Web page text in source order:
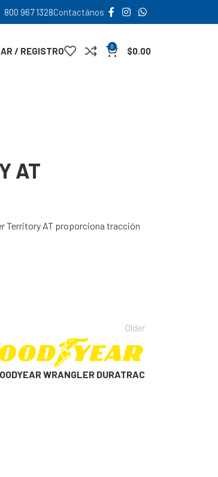
800 967 1328Contactános
/ REGISTRO 0 $0.00
AT
Territory AT proporciona tracción
Older
WRANGLER DURATRAC